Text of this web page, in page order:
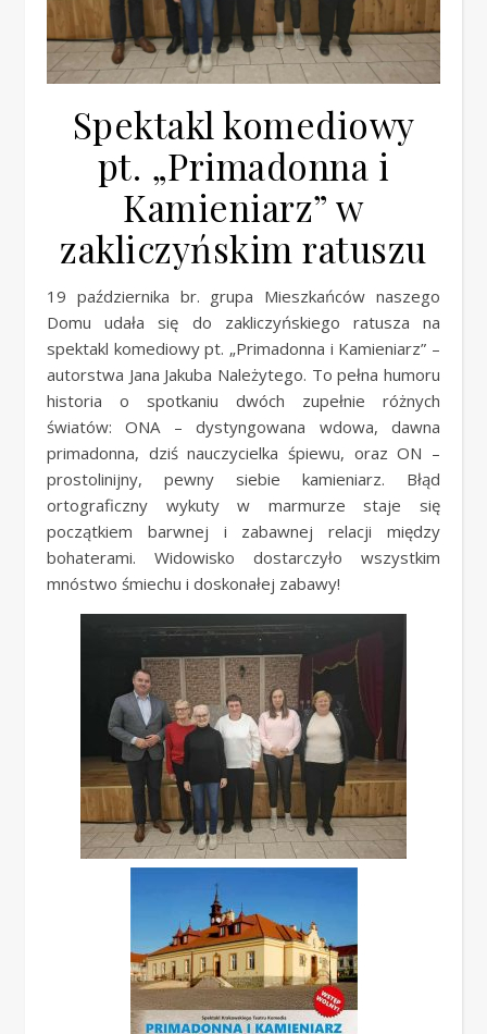
Spektakl komediowy
pt. „Primadonna i
Kamieniarz” w
zakliczyńskim ratuszu
19 października br. grupa Mieszkańców naszego
Domu udała się do zakliczyńskiego ratusza na
spektakl komediowy pt. „Primadonna i Kamieniarz” –
autorstwa Jana Jakuba Należytego. To pełna humoru
historia o spotkaniu dwóch zupełnie różnych
światów: ONA – dystyngowana wdowa, dawna
primadonna, dziś nauczycielka śpiewu, oraz ON –
prostolinijny, pewny siebie kamieniarz. Błąd
ortograficzny wykuty w marmurze staje się
początkiem barwnej i zabawnej relacji między
bohaterami. Widowisko dostarczyło wszystkim
mnóstwo śmiechu i doskonałej zabawy!